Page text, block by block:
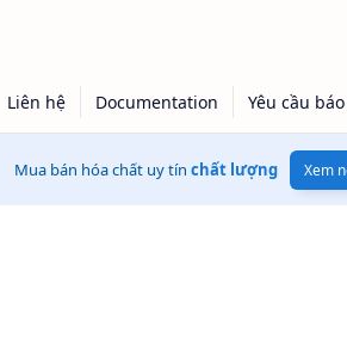
Mua bán hóa chất uy tín chất lượng Xem